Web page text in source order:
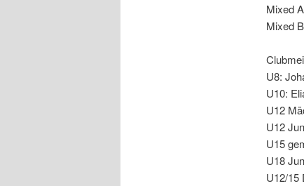
Mixed
Mixed
U8:
U10:
U12
U12
U15
U18
U12/15